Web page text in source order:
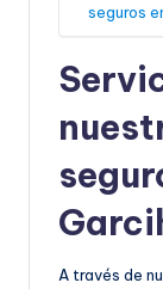
seguros
A través de